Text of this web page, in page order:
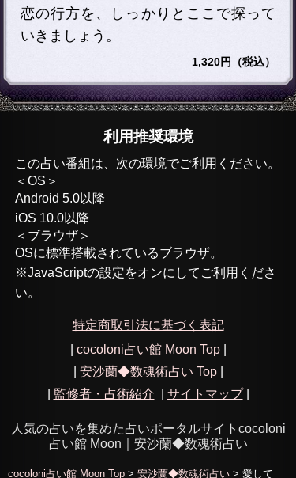
恋の行方を、しっかりとここで探って
いきましょう。
1,320円（税込）
利用推奨環境
この占い番組は、次の環境でご利用ください。
＜OS＞
Android 5.0以降
iOS 10.0以降
＜ブラウザ＞
OSに標準搭載されているブラウザ。
※JavaScriptの設定をオンにしてご利用くださ
い。
特定商取引法に基づく表記
cocoloni占い館 Moon Top|
安沙蘭◆数魂術占い Top|
監修者・占術紹介 サイトマップ|
人気の占いを集めた占いポータルサイトcocoloni
占い館 Moon｜ 安沙蘭◆数魂術占い
cocoloni占い館 Moon Top > 安沙蘭◆数魂術占い > 愛して